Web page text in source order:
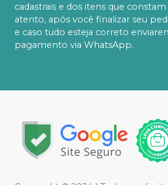
cadastrais e dos itens que
atento, após você finalizar seu
e caso tudo esteja correto
pagamento via WhatsApp.